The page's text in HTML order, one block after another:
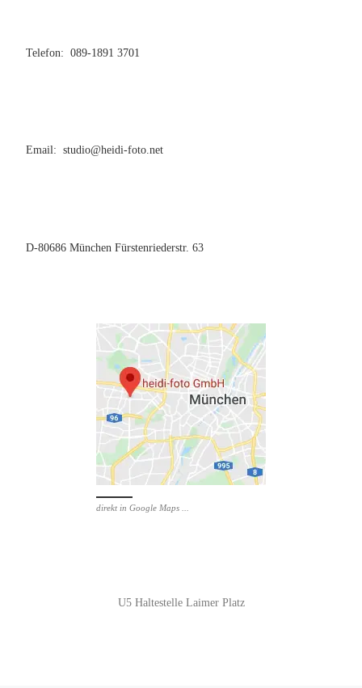
Telefon: 089-1891 3701
Email: studio@heidi-foto.net
D-80686 München Fürstenriederstr. 63
direkt in Google Maps ...
U5 Haltestelle Laimer Platz